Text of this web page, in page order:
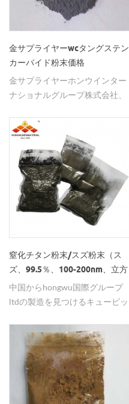
り、複合材料の誘電特性の機械
ることができる。 ナノ窒化アル
ミニウムの主な目的：ナノ窒化
板、電子部品、光学デバイス、
ラジエータ、高温るつぼを製造
属マトリックスおよびポリマー
マトリックス複合材の製造は、
特に高温シーリングおよび接着
性電子パッケージ材料において
優れた見通しを有する。また、
非鉄金属製錬および半導体材料
ガリウム砒素るつぼ、蒸発ボー
腐食性窒化アルミニウム構造セ
ラミックスおよび透明マイクロ
波セラミックスにも、雲母断熱
材、サーマルグリース、断熱塗
にも使用されています。 我々は
ナノ粒子、ナノ粉末、ミクロン
パウダーの製造、研究、開発お
よび加工に焦点を当てたハイテ
ク企業であるhwnanoブランド
金サプライヤーwcタングステン
カーバイド粉末価格
金サプライヤーホンウインター
ナショナルグループ株式会社、
ーバイドパウダーとwc合金複合
材料を輸出しています。
窒化チタン粉末/スズ粉末（ス
ズ、99.5％、100-200nm、立方
体）
中国からhongwu国際グループ
ltdの製造を見つけるキュービッ
を購入する。